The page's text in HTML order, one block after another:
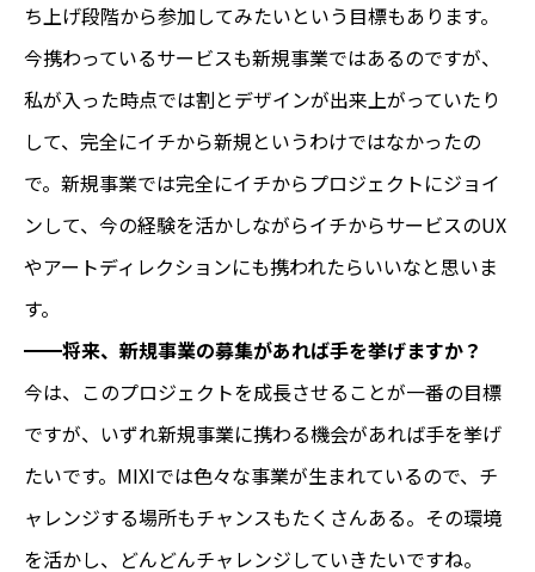
ち上げ段階から参加してみたいという目標もあります。
今携わっているサービスも新規事業ではあるのですが、
私が入った時点では割とデザインが出来上がっていたり
して、完全にイチから新規というわけではなかったの
で。新規事業では完全にイチからプロジェクトにジョイ
ンして、今の経験を活かしながらイチからサービスのUX
やアートディレクションにも携われたらいいなと思いま
す。
━━将来、新規事業の募集があれば手を挙げますか？
今は、このプロジェクトを成長させることが一番の目標
ですが、いずれ新規事業に携わる機会があれば手を挙げ
たいです。MIXIでは色々な事業が生まれているので、チ
ャレンジする場所もチャンスもたくさんある。その環境
を活かし、どんどんチャレンジしていきたいですね。